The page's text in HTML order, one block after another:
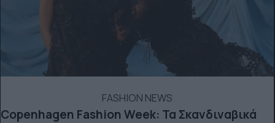
FASHION NEWS
Copenhagen Fashion Week: Τα Σκανδιναβικά